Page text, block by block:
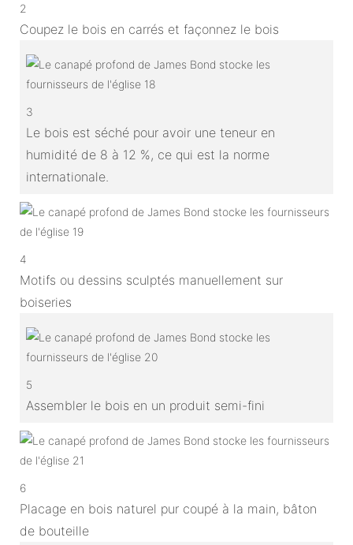
2
Coupez le bois en carrés et façonnez le bois
3
Le bois est séché pour avoir une teneur en
humidité de 8 à 12 %, ce qui est la norme
internationale.
4
Motifs ou dessins sculptés manuellement sur
boiseries
5
Assembler le bois en un produit semi-fini
6
Placage en bois naturel pur coupé à la main, bâton
de bouteille